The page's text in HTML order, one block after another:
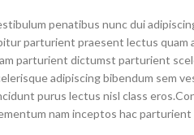
penatibus nunc dui
parturient praesent lectus quam
parturient dictumst parturient
adipiscing bibendum sem
purus lectus nisl class
nam inceptos hac